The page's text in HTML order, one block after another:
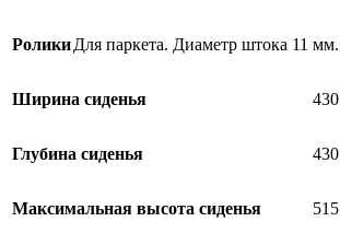
РоликиДля паркета. Диаметр штока 11 мм.
Ширина сиденья 430
Глубина сиденья 430
Максимальная высота сиденья 515